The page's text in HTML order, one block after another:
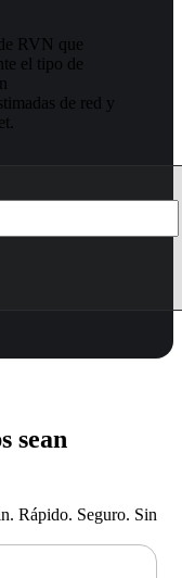
RVN que
el tipo de
de red y
sean
Rápido. Seguro. Sin